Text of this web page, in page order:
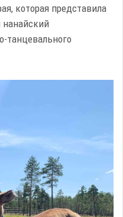
которая представила
нанайский
танцевального